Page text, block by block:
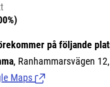
på följande
, Ranhammarsvägen
Maps(Länk till extern